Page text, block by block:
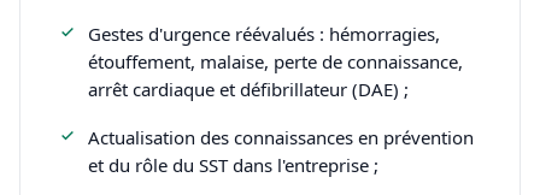
Gestes d'urgence réévalués : hémorragies,
étouffement, malaise, perte de connaissance,
arrêt cardiaque et défibrillateur (DAE) ;
Actualisation des connaissances en prévention
et du rôle du SST dans l'entreprise ;